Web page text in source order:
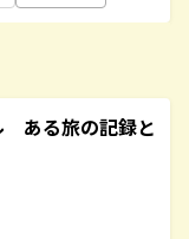
ある旅の記録と